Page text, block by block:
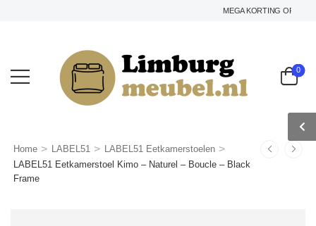
MEGA KORTING OP HET
0
Home > LABEL51 > LABEL51 Eetkamerstoelen >
LABEL51 Eetkamerstoel Kimo – Naturel – Boucle – Black
Frame